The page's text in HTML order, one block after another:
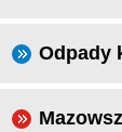
Odpady